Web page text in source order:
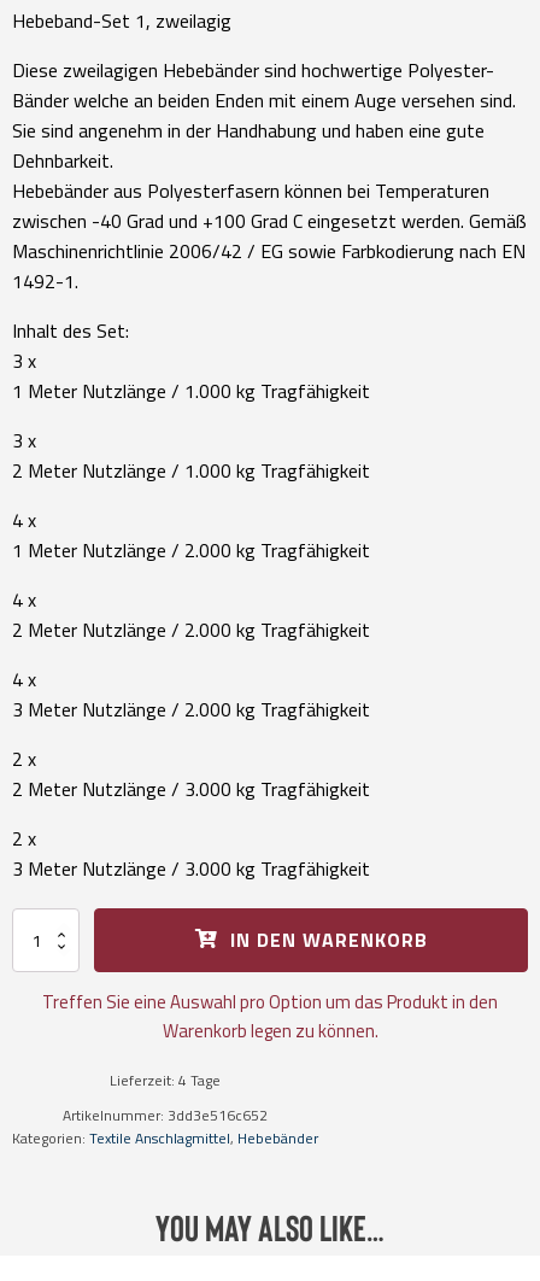
Hebeband-Set 1, zweilagig
Diese zweilagigen Hebebänder sind hochwertige Polyester-
Bänder welche an beiden Enden mit einem Auge versehen sind.
Sie sind angenehm in der Handhabung und haben eine gute
Dehnbarkeit.
Hebebänder aus Polyesterfasern können bei Temperaturen
zwischen -40 Grad und +100 Grad C eingesetzt werden. Gemäß
Maschinenrichtlinie 2006/42 / EG sowie Farbkodierung nach EN
1492-1.
Inhalt des Set:
3 x
1 Meter Nutzlänge / 1.000 kg Tragfähigkeit
3 x
2 Meter Nutzlänge / 1.000 kg Tragfähigkeit
4 x
1 Meter Nutzlänge / 2.000 kg Tragfähigkeit
4 x
2 Meter Nutzlänge / 2.000 kg Tragfähigkeit
4 x
3 Meter Nutzlänge / 2.000 kg Tragfähigkeit
2 x
2 Meter Nutzlänge / 3.000 kg Tragfähigkeit
2 x
3 Meter Nutzlänge / 3.000 kg Tragfähigkeit
Hebeband-
1,
zweilagig
IN DEN WARENKORB
Treffen Sie eine Auswahl pro Option um das Produkt in den
Warenkorb legen zu können.
Lieferzeit: 4 Tage
Artikelnummer: 3dd3e516c652
Kategorien: Textile Anschlagmittel, Hebebänder
You may also like…